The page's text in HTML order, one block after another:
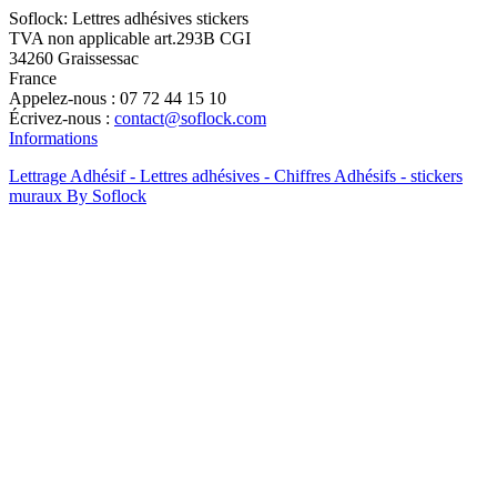
Soflock: Lettres adhésives stickers
TVA non applicable art.293B CGI
34260 Graissessac
France
Appelez-nous : 07 72 44 15 10
Écrivez-nous : contact@soflock.com
Informations
Lettrage Adhésif - Lettres adhésives - Chiffres Adhésifs - stickers
muraux By Soflock